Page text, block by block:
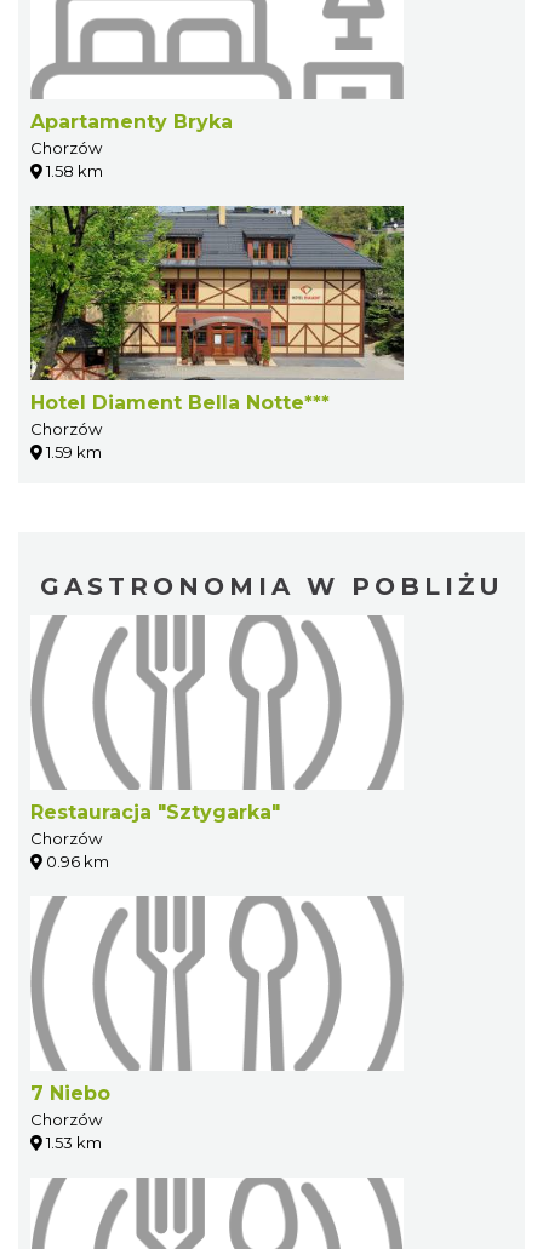
Apartamenty Bryka
Chorzów
1.58 km
Hotel Diament Bella Notte***
Chorzów
1.59 km
GASTRONOMIA W POBLIŻU
Restauracja "Sztygarka"
Chorzów
0.96 km
7 Niebo
Chorzów
1.53 km